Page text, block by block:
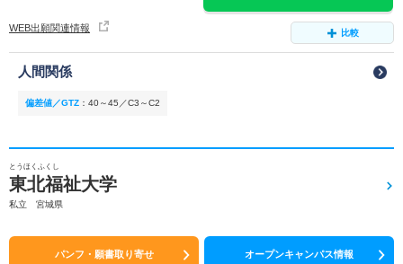
WEB出願関連情報 比較
人間関係
偏差値／GTZ ： 40～45／C3～C2
とうほくふくし
東北福祉大学
私立 宮城県
パンフ・願書取り寄せ オープンキャンパス情報